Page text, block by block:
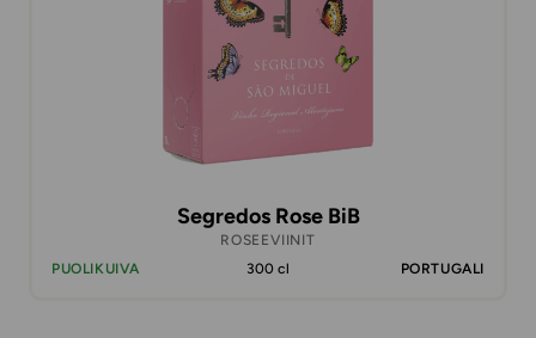
Segredos Rose BiB
ROSEEVIINIT
PUOLIKUIVA
300 cl PORTUGALI